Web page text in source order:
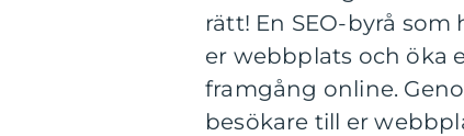
rätt! En SEO-byrå
er webbplats och öka
framgång online.
besökare till er